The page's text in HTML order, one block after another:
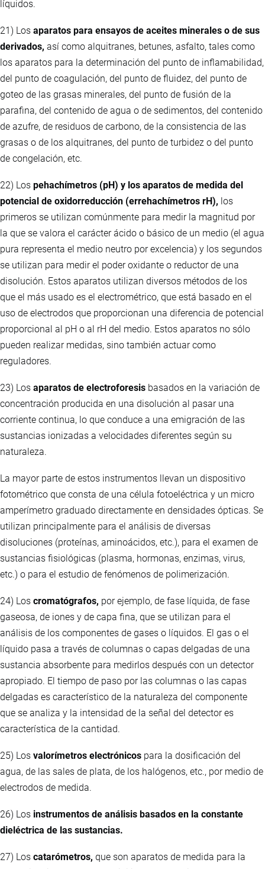
líquidos.
21) Los aparatos para ensayos de aceites minerales o de sus
derivados, así como alquitranes, betunes, asfalto, tales como
los aparatos para la determinación del punto de inflamabilidad,
del punto de coagulación, del punto de fluidez, del punto de
goteo de las grasas minerales, del punto de fusión de la
parafina, del contenido de agua o de sedimentos, del contenido
de azufre, de residuos de carbono, de la consistencia de las
grasas o de los alquitranes, del punto de turbidez o del punto
de congelación, etc.
22) Los pehachímetros (pH) y los aparatos de medida del
potencial de oxidorreducción (errehachímetros rH), los
primeros se utilizan comúnmente para medir la magnitud por
la que se valora el carácter ácido o básico de un medio (el agua
pura representa el medio neutro por excelencia) y los segundos
se utilizan para medir el poder oxidante o reductor de una
disolución. Estos aparatos utilizan diversos métodos de los
que el más usado es el electrométrico, que está basado en el
uso de electrodos que proporcionan una diferencia de potencial
proporcional al pH o al rH del medio. Estos aparatos no sólo
pueden realizar medidas, sino también actuar como
reguladores.
23) Los aparatos de electroforesis basados en la variación de
concentración producida en una disolución al pasar una
corriente continua, lo que conduce a una emigración de las
sustancias ionizadas a velocidades diferentes según su
naturaleza.
La mayor parte de estos instrumentos llevan un dispositivo
fotométrico que consta de una célula fotoeléctrica y un micro
amperímetro graduado directamente en densidades ópticas. Se
utilizan principalmente para el análisis de diversas
disoluciones (proteínas, aminoácidos, etc.), para el examen de
sustancias fisiológicas (plasma, hormonas, enzimas, virus,
etc.) o para el estudio de fenómenos de polimerización.
24) Los cromatógrafos, por ejemplo, de fase líquida, de fase
gaseosa, de iones y de capa fina, que se utilizan para el
análisis de los componentes de gases o líquidos. El gas o el
líquido pasa a través de columnas o capas delgadas de una
sustancia absorbente para medirlos después con un detector
apropiado. El tiempo de paso por las columnas o las capas
delgadas es característico de la naturaleza del componente
que se analiza y la intensidad de la señal del detector es
característica de la cantidad.
25) Los valorímetros electrónicos para la dosificación del
agua, de las sales de plata, de los halógenos, etc., por medio de
electrodos de medida.
26) Los instrumentos de análisis basados en la constante
dieléctrica de las sustancias.
27) Los catarómetros, que son aparatos de medida para la